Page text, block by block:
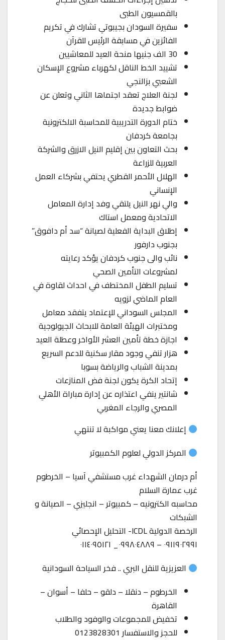
بالقمسيون الطبى
سفيرة السودان بجيبوتي تشارك في تكريم
الفائزين في مسابقة الرئيس للقرآن
30 الف جنيها منحة العيد للمعاشيين
تشييد الخط الناقل لكهرباء مشروع الإسكان
الشعبي بزالنجي
لجنة العلاج تعقد اجتماها الثاني وتعلن عن
ضوابط جديدة
ختام الدورة التدريبية للمحاسبة الالكترونية
بجامعة كردفان
بحث التعاون بين إقليم النيل الازرق والشركة
العربية للزراعة
الهلال الأحمر القطري يحتفي بشركاء العمل
الإنساني
والي نهر النيل يلتقي وفد إدارة المعامل
الاتحادية ومعمل استاك
إطلاق البداية الفعلية لصيانة “سد أم دافوق”
بجنوب دارفور
نائب والى جنوب كردفان يؤكد رعايته
لمشروعات التأمين الصحي
تسليم الطفل المختطف في احداث لقاوة في
العام الماضي لزويه
المجلس السوداني للإعتماد يتفقد معامل
ومختبرات الهيئة العامة للابحاث الجيولوجية
اجازة خطة تأمين العشر الأواخر وعطلة العيد
هزار تنفي وجود مقار سكنية للدعم السريع
بمدينة الشباب والرياضة بسوبا
إتحاد الكرة يكون لجنة فض المنازعات
شانتير ينفي اعتذاره عن إدارة مباراة الأهلي
المصري والرجاء المغربي
إعلانك معنا يعني مواكبة لا تنتهي
المركز الدولي لعلوم الكمبيوتر
أم درمان الشهداء غرب مستشفي آسيا – الخرطوم
غرب عمارة السلام
محاسبه الكترونيه – كمبيوتر – انجليزي – الصيانة و
الشبكات
الرخصة الدولية ICDL- التحليل الإحصائي
٠٩١١٩٠٢٩٩١ – ٠٩٩٨٠٤٨٨٩_ ٠١١٤٠٩٥١٢١
العزيزية للنقل البري .. فخر السياحة السودانية
الخرطوم – دنقلا – دلقو – حلفا – أسوان –
القاهرة
تخفيض للمجموعات والوفود والطلاب
للحجز والاستفسار 0123828301